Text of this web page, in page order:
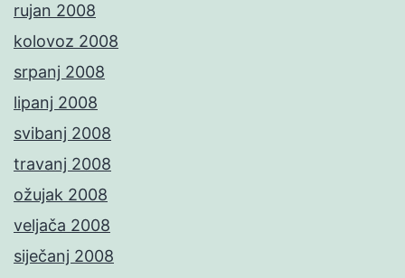
rujan 2008
kolovoz 2008
srpanj 2008
lipanj 2008
svibanj 2008
travanj 2008
ožujak 2008
veljača 2008
siječanj 2008